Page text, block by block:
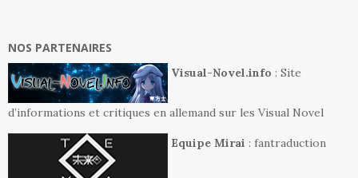
NOS PARTENAIRES
Visual-Novel.info : Site
d’informations et critiques en allemand sur les Visual Novel
Equipe Mirai : fantraduction